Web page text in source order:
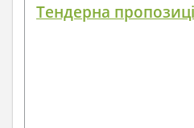
Тендерна